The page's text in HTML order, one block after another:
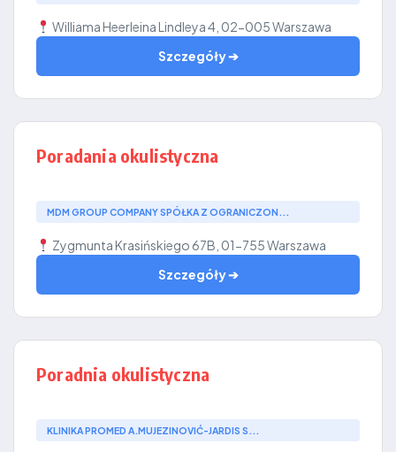
Williama Heerleina Lindleya 4, 02-005 Warszawa
Szczegóły ➔
Poradania okulistyczna
MDM GROUP COMPANY SPÓŁKA Z OGRANICZON...
Zygmunta Krasińskiego 67B, 01-755 Warszawa
Szczegóły ➔
Poradnia okulistyczna
KLINIKA PROMED A.MUJEZINOVIĆ-JARDIS S...